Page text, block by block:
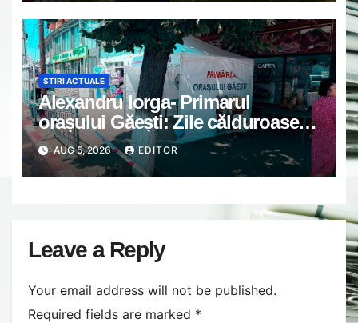
STIRI ACTUALE
Alexandru Iorga- Primarul
orașului Găești: Zile călduroase.
Grijă unii de alții.
AUG 5, 2026 EDITOR
Leave a Reply
Your email address will not be published.
Required fields are marked *